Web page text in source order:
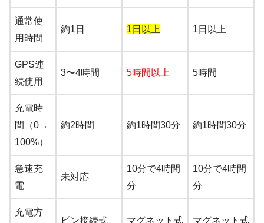
通常使
用時間
約1日 1日以上 1日以上
GPS連
続使用
3〜4時間 5時間以上 5時間
充電時
間（0→
100%）
約2時間 約1時間30分 約1時間30分
急速充
電
未対応
10分で4時間
分
10分で4時間
分
充電方
ピン接続式
マグネット式 マグネット式